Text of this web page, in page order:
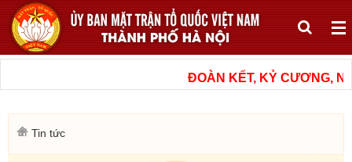
ĐOÀN KẾT, KỶ CƯƠNG,
Tin tức